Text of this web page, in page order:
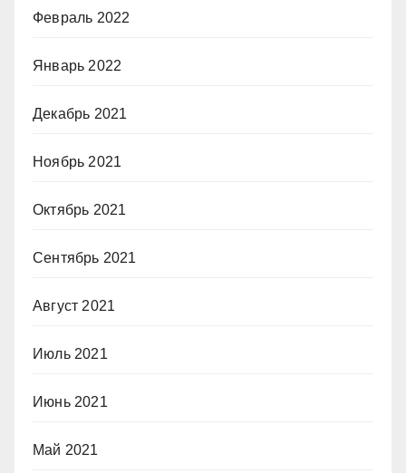
Февраль 2022
Январь 2022
Декабрь 2021
Ноябрь 2021
Октябрь 2021
Сентябрь 2021
Август 2021
Июль 2021
Июнь 2021
Май 2021